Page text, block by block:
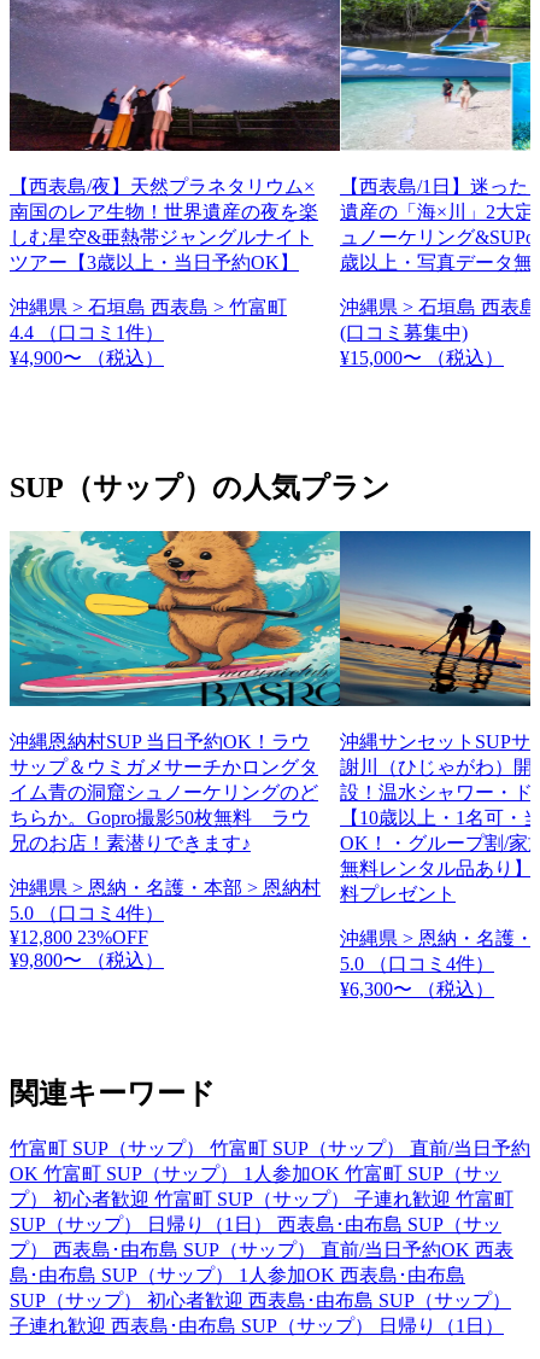
【西表島/夜】天然プラネタリウム×
南国のレア生物！世界遺産の夜を楽
しむ星空&亜熱帯ジャングルナイト
ツアー【3歳以上・当日予約OK】
沖縄県 > 石垣島 西表島 > 竹富町
4.4
（口コミ1件）
¥4,900〜
（税込）
【西表島/1日】迷った
遺産の「海×川」2大定
ュノーケリング
歳以上・写真データ無
沖縄県 > 石垣島 西表
(口コミ募集中)
¥15,000〜
（税込）
SUP（サップ）の人気プラン
沖縄恩納村SUP 当日予約OK！ラウ
サップ＆ウミガメサーチかロングタ
イム青の洞窟シュノーケリングのど
ちらか。Gopro撮影50枚無料 ラウ
兄のお店！素潜りできます♪
沖縄県 > 恩納・名護・本部 > 恩納村
5.0
（口コミ4件）
¥12,800 23%OFF
¥9,800〜
（税込）
沖縄サンセットSUP
謝川（ひじゃがわ）
設！温水シャワー・ド
【10歳以上・1名可・
OK！・グループ割/家
無料レンタル品あり】
料プレゼント
沖縄県 > 恩納・名護・
5.0
（口コミ4件）
¥6,300〜
（税込）
関連キーワード
竹富町 SUP（サップ） 竹富町 SUP（サップ） 直前/当日予約
OK 竹富町 SUP（サップ） 1人参加OK 竹富町 SUP（サッ
プ） 初心者歓迎 竹富町 SUP（サップ） 子連れ歓迎 竹富町
SUP（サップ） 日帰り（1日） 西表島･由布島 SUP（サッ
プ） 西表島･由布島 SUP（サップ） 直前/当日予約OK 西表
島･由布島 SUP（サップ） 1人参加OK 西表島･由布島
SUP（サップ） 初心者歓迎 西表島･由布島 SUP（サップ）
子連れ歓迎 西表島･由布島 SUP（サップ） 日帰り（1日）